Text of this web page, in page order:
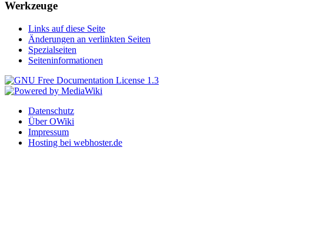
Werkzeuge
Links auf diese Seite
Änderungen an verlinkten Seiten
Spezialseiten
Seiteninformationen
Datenschutz
Über OWiki
Impressum
Hosting bei webhoster.de